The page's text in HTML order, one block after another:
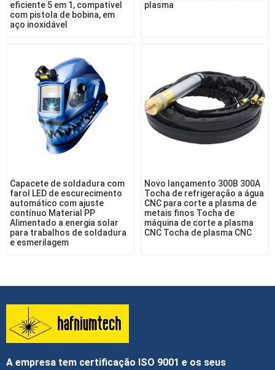
eficiente 5 em 1, compatível
com pistola de bobina, em
aço inoxidável
plasma
Capacete de soldadura com
farol LED de escurecimento
automático com ajuste
contínuo Material PP
Alimentado a energia solar
para trabalhos de soldadura
e esmerilagem
Novo lançamento 300B 300A
Tocha de refrigeração a água
CNC para corte a plasma de
metais finos Tocha de
máquina de corte a plasma
CNC Tocha de plasma CNC
A empresa tem certificação ISO 9001 e os seus